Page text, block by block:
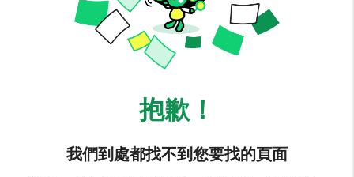
抱歉！
我們到處都找不到您要找的頁面